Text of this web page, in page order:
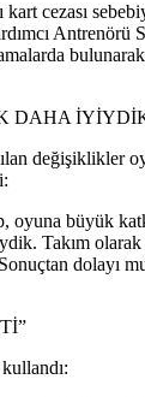
cezası
Antrenörü
DAHA
değişiklikler
büyük
Takım
dolayı